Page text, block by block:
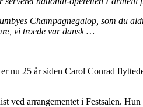
Champagnegalop, som du
vi troede var dansk …
nu 25 år siden Carol Conrad
ved arrangementet i Festsalen.